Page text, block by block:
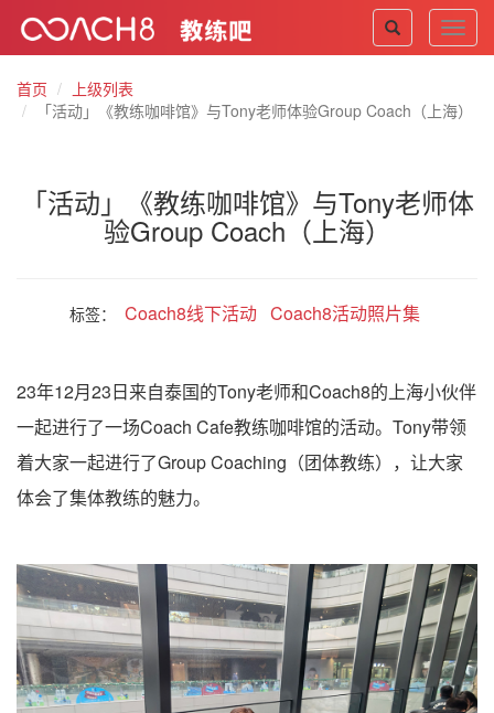
首页
上级列表
「活动」《教练咖啡馆》与Tony老师体验Group Coach（上海）
「活动」《教练咖啡馆》与Tony老师体
验Group Coach（上海）
标签： Coach8线下活动 Coach8活动照片集
23年12月23日来自泰国的Tony老师和Coach8的上海小伙伴
一起进行了一场Coach Cafe教练咖啡馆的活动。Tony带领
着大家一起进行了Group Coaching（团体教练），让大家
体会了集体教练的魅力。